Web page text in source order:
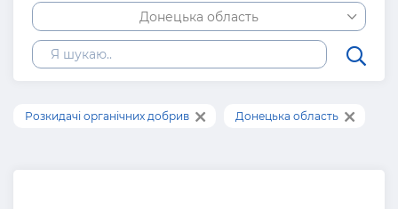
Донецька область
Розкидачі органічних добрив Донецька область